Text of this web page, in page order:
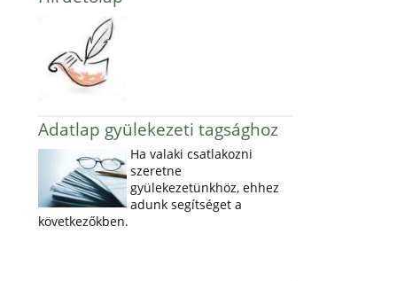
Adatlap gyülekezeti tagsághoz
Ha valaki csatlakozni
szeretne
gyülekezetünkhöz, ehhez
adunk segítséget a
következőkben.